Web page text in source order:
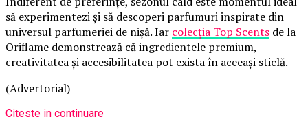
să experimentezi și să descoperi parfumuri inspirate din
universul parfumeriei de nișă. Iar colecția Top Scents de la
Oriflame demonstrează că ingredientele premium,
creativitatea și accesibilitatea pot exista în aceeași sticlă.
(Advertorial)
Citeste in continuare